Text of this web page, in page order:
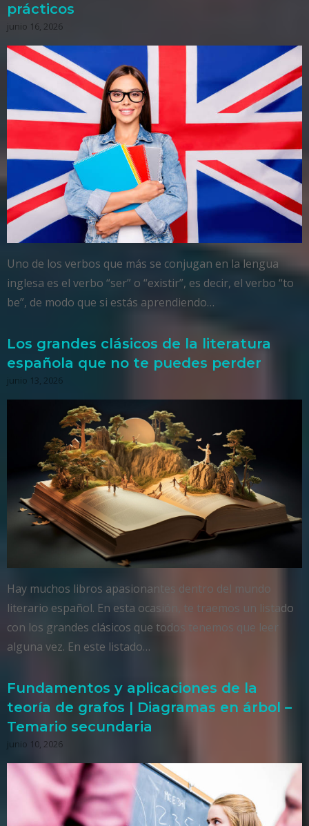
prácticos
junio 16, 2026
Uno de los verbos que más se conjugan en la lengua
inglesa es el verbo “ser” o “existir”, es decir, el verbo “to
be”, de modo que si estás aprendiendo…
Los grandes clásicos de la literatura
española que no te puedes perder
junio 13, 2026
Hay muchos libros apasionantes dentro del mundo
literario español. En esta ocasión, te traemos un listado
con los grandes clásicos que todos tenemos que leer
alguna vez. En este listado…
Fundamentos y aplicaciones de la
teoría de grafos | Diagramas en árbol –
Temario secundaria
junio 10, 2026